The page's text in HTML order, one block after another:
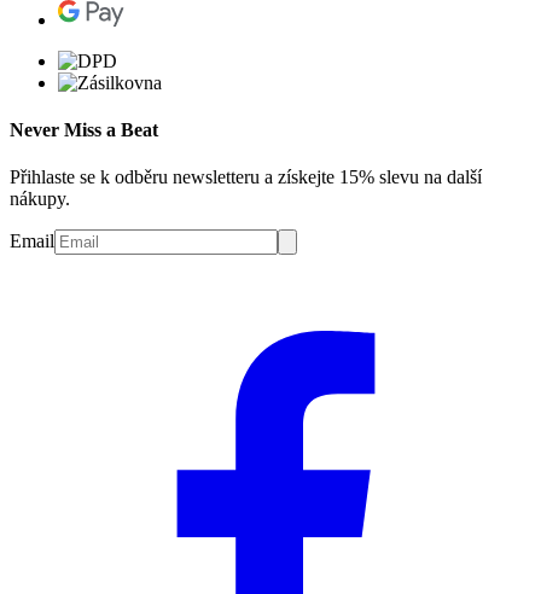
Never Miss a Beat
Přihlaste se k odběru newsletteru a získejte 15% slevu na další
nákupy.
Email